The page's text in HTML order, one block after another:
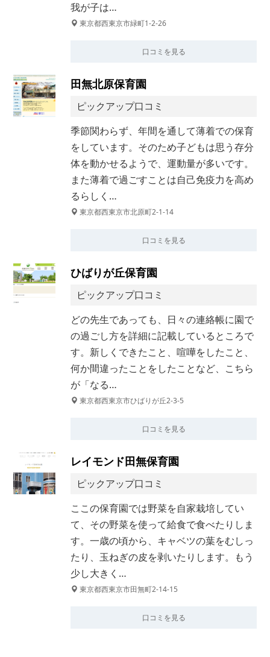
我が子は…
東京都西東京市緑町1-2-26
口コミを見る
田無北原保育園
ピックアップ口コミ
季節関わらず、年間を通して薄着での保育
をしています。そのため子どもは思う存分
体を動かせるようで、運動量が多いです。
また薄着で過ごすことは自己免疫力を高め
るらしく…
東京都西東京市北原町2-1-14
口コミを見る
ひばりが丘保育園
ピックアップ口コミ
どの先生であっても、日々の連絡帳に園で
の過ごし方を詳細に記載しているところで
す。新しくできたこと、喧嘩をしたこと、
何か間違ったことをしたことなど、こちら
が「なる…
東京都西東京市ひばりが丘2-3-5
口コミを見る
レイモンド田無保育園
ピックアップ口コミ
ここの保育園では野菜を自家栽培してい
て、その野菜を使って給食で食べたりしま
す。一歳の頃から、キャベツの葉をむしっ
たり、玉ねぎの皮を剥いたりします。もう
少し大きく…
東京都西東京市田無町2-14-15
口コミを見る